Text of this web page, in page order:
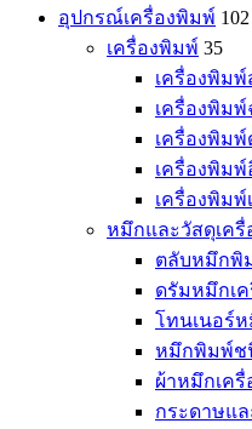
อุปกรณ์เครื่องพิมพ์ 102
เครื่องพิมพ์ 35
เครื่องพิม
เครื่องพิม
เครื่องพิม
เครื่องพิมพ์
เครื่องพิมพ์
หมึกและวัสดุเค
ตลับหมึกพิ
ดรัมหมึกเ
โทนเนอร์
หมึกพิมพ์ช
ผ้าหมึกเค
กระดาษแ